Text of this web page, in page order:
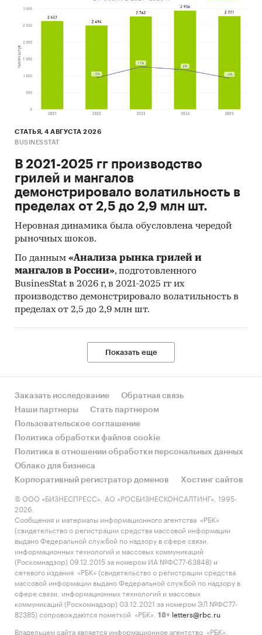
Процедура контент-анализа документов не
предполагает расчета объема выборочной
совокупности. Обработке и анализу подлежат
все доступные исследователю документы.
К отчету прилагается обработанная и
пригодная к дальнейшему использованию
данных с подробной информацией об
янтарной кислоты.
Назначение продукта
Производитель
Год импорта/экспорта
Месяц импорта/экспорта
Компании получатели и отправители
товара
Страны получатели, отправители и
производители товара
Объем импорта и экспорта в стоимостном
позволят Вам самостоятельно выполнить
любые требующиеся запросы, которые не
Категории: Промышленность / ... / Пищевые
добавки / Лимонная кислота
Россия
СТАТЬЯ, 4 АВГУСТА 2026
BUSINESSTAT
В 2021-2025 гг производство
грилей и мангалов
демонстрировало волатильность в
пределах от 2,5 до 2,9 млн шт.
Неровная динамика была обусловлена чередой
рыночных шоков.
По данным «Анализа рынка грилей и
мангалов в России», подготовленного
BusinesStat в 2026 г, в 2021-2025 гг их
производство демонстрировало волатильность в
пределах от 2,5 до 2,9 млн шт.
Показать еще
Заказать исследование
Обратная связь
Наши партнеры
Стать партнером
Пользовательское соглашение
Политика обработки файлов cookie
Политика в отношении обработки персональных данных
Облако для бизнеса
Корпоративный регистратор доменов
Хостинг сайтов
© ООО «БИЗНЕСПРЕСС», АО «РОСБИЗНЕСКОНСАЛТИНГ», 1995-
2026.
Сообщения и материалы информационного агентства «РБК»
(свидетельство о регистрации средства массовой информации
выдано Федеральной службой по надзору в сфере связи,
информационных технологий и массовых коммуникаций
(Роскомнадзор) 09.12.2015 за номером ИА №ФС77-63848) и
сетевого издания «РБК» (свидетельство о регистрации средства
массовой информации выдано Федеральной службой по надзору в
сфере связи, информационных технологий и массовых
коммуникаций (Роскомнадзор) 03.12.2021 за номером ЭЛ №ФС77-
82385) сопровождаются пометкой «РБК».
18+ letters@rbc.ru
Владельцем сайта является информационное агентство «РБК».